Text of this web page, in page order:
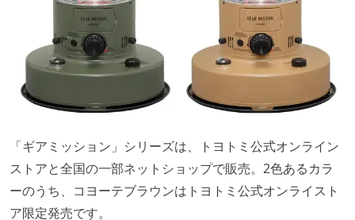
「ギアミッション」シリーズは、トヨトミ公式オンライン
ストアと全国の一部ネットショップで販売。2色あるカラ
ーのうち、コヨーテブラウンはトヨトミ公式オンライスト
ア限定発売です。